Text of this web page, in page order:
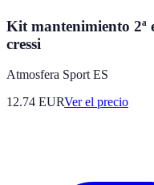
Kit mantenimiento 2ª
cressi
Atmosfera Sport ES
12.74 EURVer el precio